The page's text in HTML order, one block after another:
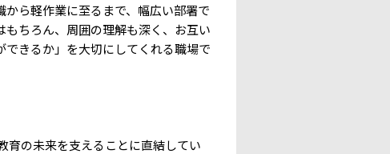
ら軽作業に至るまで、幅広い部署で
ちろん、周囲の理解も深く、お互い
きるか」を大切にしてくれる職場で
育の未来を支えることに直結してい